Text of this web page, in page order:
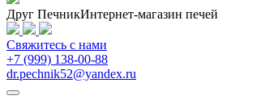
Друг ПечникИнтернет-магазин печей
Свяжитесь с нами
+7 (999) 138-00-88
dr.pechnik52@yandex.ru